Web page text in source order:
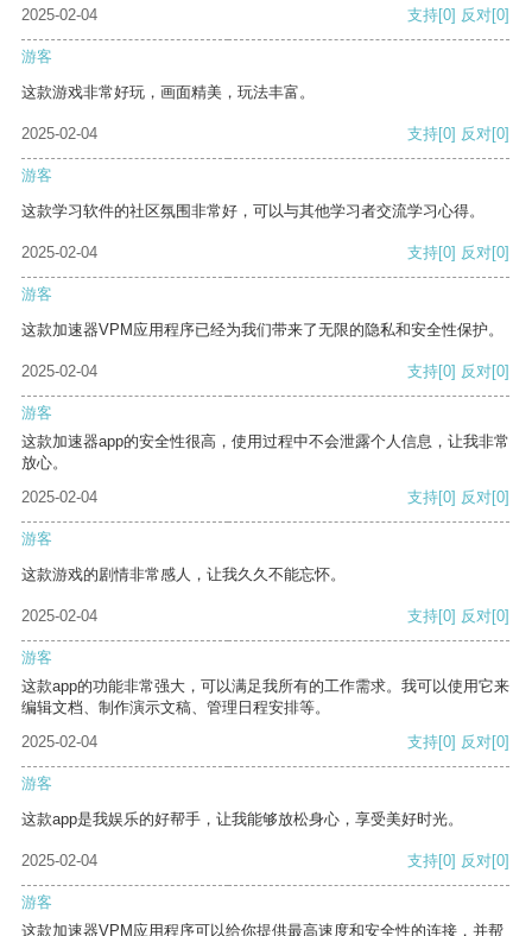
2025-02-04 支持[0] 反对[0]
游客
这款游戏非常好玩，画面精美，玩法丰富。
2025-02-04 支持[0] 反对[0]
游客
这款学习软件的社区氛围非常好，可以与其他学习者交流学习心得。
2025-02-04 支持[0] 反对[0]
游客
这款加速器VPM应用程序已经为我们带来了无限的隐私和安全性保护。
2025-02-04 支持[0] 反对[0]
游客
这款加速器app的安全性很高，使用过程中不会泄露个人信息，让我非常
放心。
2025-02-04
支持[0] 反对[0]
游客
这款游戏的剧情非常感人，让我久久不能忘怀。
2025-02-04 支持[0] 反对[0]
游客
这款app的功能非常强大，可以满足我所有的工作需求。我可以使用它来
编辑文档、制作演示文稿、管理日程安排等。
2025-02-04
支持[0] 反对[0]
游客
这款app是我娱乐的好帮手，让我能够放松身心，享受美好时光。
2025-02-04 支持[0] 反对[0]
游客
这款加速器VPM应用程序可以给你提供最高速度和安全性的连接，并帮